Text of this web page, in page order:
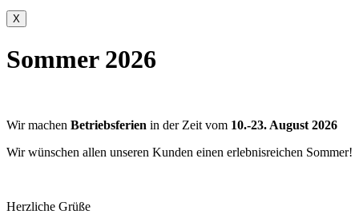
Sommer 2026
Wir machen Betriebsferien in der Zeit vom 10.-23. August 2026
Wir wünschen allen unseren Kunden einen erlebnisreichen Sommer!
Herzliche Grüße